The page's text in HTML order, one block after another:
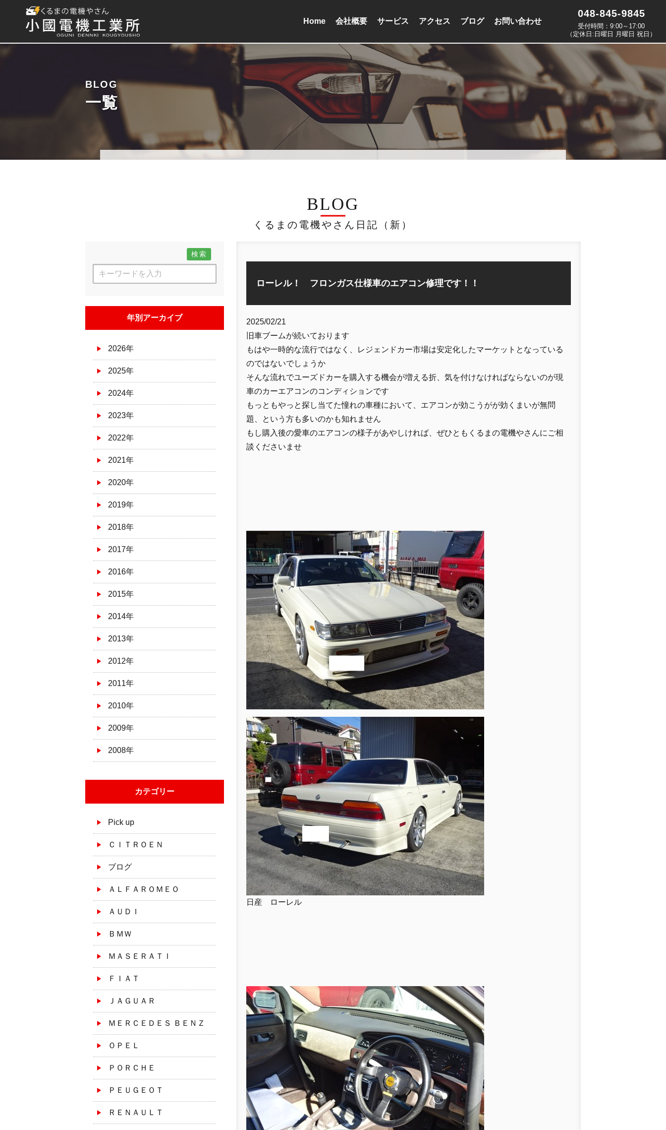
Home 会社概要 サービス アクセス ブログ お問い合わせ
048-845-9845
受付時間：9:00～17:00
（定休日:日曜日 月曜日 祝日）
BLOG
一覧
BLOG
くるまの電機やさん日記（新）
検索
年別アーカイブ
2026年
2025年
2024年
2023年
2022年
2021年
2020年
2019年
2018年
2017年
2016年
2015年
2014年
2013年
2012年
2011年
2010年
2009年
2008年
カテゴリー
Pick up
ＣＩＴＲＯＥＮ
ブログ
ＡＬＦＡＲＯＭＥＯ
ＡＵＤＩ
ＢＭＷ
ＭＡＳＥＲＡＴＩ
ＦＩＡＴ
ＪＡＧＵＡＲ
ＭＥＲＣＥＤＥＳ ＢＥＮＺ
ＯＰＥＬ
ＰＯＲＣＨＥ
ＰＥＵＧＥＯＴ
ＲＥＮＡＵＬＴ
ローレル！ フロンガス仕様車のエアコン修理です！！
2025/02/21
旧車ブームが続いております
もはや一時的な流行ではなく、レジェンドカー市場は安定化したマーケットとなっている
のではないでしょうか
そんな流れでユーズドカーを購入する機会が増える折、気を付けなければならないのが現
車のカーエアコンのコンディションです
もっともやっと探し当てた憧れの車種において、エアコンが効こうがが効くまいが無問
題、という方も多いのかも知れません
もし購入後の愛車のエアコンの様子があやしければ、ぜひともくるまの電機やさんにご相
談くださいませ
日産 ローレル